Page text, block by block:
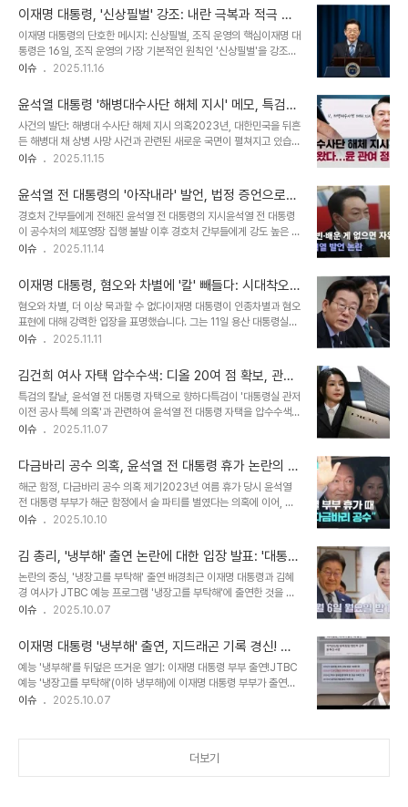
은 베네수엘라 교민 보호를 위한 ..
식은 많은 이들의 이목을 집중시키며, 대통령 집무실이 단순한 업무 공
간을 넘어선 특별한 의미를 지니고 있음을 보여줍니다. 공개된 사진 속
에는 편백 사우나, 킹사이즈 침대, 응접실 등, 마치 작은 호텔을 연상시
키는 공간들이 자리하고 있었습니다. 이러한 시설들은 대통령의 업무
환경과 휴식 공간에 대한 새로운 시각을 제시하며, 더욱 많은 궁금증을
된 사진 속에는 특별한..
이재명 대통령, '신상필벌' 강조: 내란 극복과 적극 행
정, 둘 다 놓칠 수 없다
이재명 대통령의 단호한 메시지: 신상필벌, 조직 운영의 핵심이재명 대
통령은 16일, 조직 운영의 가장 기본적인 원칙인 '신상필벌'을 강조하
며, 흔들림 없는 리더십을 보여주었습니다. 이는 엑스(X, 구 트위터)를
는 의지를 드러냈습니다. 대통령의 이 같은 발언은 헌법 가치를 존중하
고, 공직 사회의 혁신을 이끌어내겠다는 강력한 의지를 나타냅니다. 특
히, 내란 극복과 적극 행정 권장을 동시에 추진해야 한다는 점을 강조
하며, 균형 잡힌 시각을 제시했습니다. 이는 단순히 보상을 넘어, 잘못
된 행위에 대한 책임을 묻는 것 또한 중요함을 시사합니다. 대통령의
다. 내란 극복과 적극 ..
이슈 2025.11.16
윤석열 대통령 '해병대수사단 해체 지시' 메모, 특검
수사 본격화: 진실은?
사건의 발단: 해병대 수사단 해체 지시 의혹2023년, 대한민국을 뒤흔
든 해병대 채 상병 사망 사건과 관련된 새로운 국면이 펼쳐지고 있습니
다. 특검은 국방부의 '군 수사조직 개편 계획' 문건 작성자의 업무수첩
는 윤석열 대통령의 관여 의혹을 제기하며, 사건의 진실 규명을 위한
중요한 단서가 될 것으로 보입니다. 특검은 이 메모를 바탕으로 수사의
강도를 높이고 있으며, 국민적 관심이 집중되고 있습니다. 메모의 의
미: 윤석열 대통령 지시 여부문제의 메모는 문건 작성자의 업무수첩에
서 발견되었으며, 특검은 이 메모가 윤석열 대통령의 지시를 의미하는
을 반으로 줄이라'는 내..
이슈 2025.11.15
윤석열 전 대통령의 '아작내라' 발언, 법정 증언으로
드러난 긴장감
경호처 간부들에게 전해진 윤석열 전 대통령의 지시윤석열 전 대통령
이 공수처의 체포영장 집행 불발 이후 경호처 간부들에게 강도 높은 지
시를 내렸다는 법정 증언이 나왔습니다. 서울중앙지법 형사합의35부
언하며, 긴박했던 순간을 생생하게 전달했습니다. 이 씨는 윤 전 대통
령의 발언을 메모했고, 그 내용이 법정에서 공개되면서 파장이 예상됩
니다. 체포영장 집행 시도와 불발, 그리고 이어진 오찬사건의 발단은
공수처의 체포영장 집행 시도였습니다. 1월 3일, 공수처는 윤석열 전
대통령에 대한 체포영장 집행을 시도했지만, 대통령경호처의 저지로
간부들과 오찬을 가졌습니다. 이 자..
이슈 2025.11.14
이재명 대통령, 혐오와 차별에 '칼' 빼들다: 시대착오
적 범죄 행위 처벌 촉구
혐오와 차별, 더 이상 묵과할 수 없다이재명 대통령이 인종차별과 혐오
표현에 대해 강력한 입장을 표명했습니다. 그는 11일 용산 대통령실에
서 열린 국무회의에서 이러한 행위를 '명백한 범죄 행위'로 규정하고,
있는 차별과 혐오 문제에 대한 정부의 단호한 대응 의지를 보여주는 것
입니다. SNS를 통한 혐오 표현 유포, 심각한 사회 문제로 부상이 대통
령은 특히 소셜미디어(SNS)를 통해 특정 대상을 향한 혐오 표현이 무
차별적으로 유포되는 현상을 심각하게 지적했습니다. 그는 이러한 행
위가 표현의 자유의 범위를 넘어선다고 강조하며, 허위 정보 및 조작
다. 이는 온라인 공간에..
이슈 2025.11.11
김건희 여사 자택 압수수색: 디올 20여 점 확보, 관저
이전 의혹 수사 본격화
특검의 칼날, 윤석열 전 대통령 자택으로 향하다특검이 '대통령실 관저
이전 공사 특혜 의혹'과 관련하여 윤석열 전 대통령 자택을 압수수색하
며, 세간의 이목이 집중되고 있습니다. 이번 압수수색은 단순히 한 건
입니다. 김건희 여사 자택에서 발견된 '디올'… 압수된 20여 점의 의미
압수수색 결과, 김건희 여사 자택에서 크리스챤 디올 제품 20여 점이
확보되었습니다. 재킷 16벌, 벨트 7개, 팔찌 1개는 단순한 패션 아이
템을 넘어, 사건의 실마리를 풀 중요한 단서가 될 수 있습니다. 압수수
색 영장에 담긴 내용: 핵심 피의자와 참고인특검이 발부받은 압수수색
와 그의 아..
이슈 2025.11.07
다금바리 공수 의혹, 윤석열 전 대통령 휴가 논란의 새
로운 국면
해군 함정, 다금바리 공수 의혹 제기2023년 여름 휴가 당시 윤석열
전 대통령 부부가 해군 함정에서 술 파티를 벌였다는 의혹에 이어, 이
번에는 '다금바리' 회를 공수했다는 새로운 의혹이 제기되었습니다. 제
달되었다는 구체적인 정황이 드러나면서 논란이 더욱 확산될 것으로
보입니다. 더불어민주당은 당시 민간 어선 출입이 제한된 상황에서 해
군 함정이 동원되었을 것이라는 추측을 제기하며, 진실 규명을 촉구했
습니다. 경호처의 반박과 엇갈리는 주장의혹에 대해 당시 경호처 핵심
관계자는 JTBC에 '대통령이 광어를 먹든 다금바리를 먹든 뭐가 문제
이야기'라고 주장하며 의혹을 일..
이슈 2025.10.10
김 총리, '냉부해' 출연 논란에 대한 입장 발표: '대통령
의 1인 다역, 시비는 안타까워'
논란의 중심, '냉장고를 부탁해' 출연 배경최근 이재명 대통령과 김혜
경 여사가 JTBC 예능 프로그램 '냉장고를 부탁해'에 출연한 것을 두
고 정치권의 갑론을박이 이어지고 있습니다. 김민석 국무총리는 이 논
조했습니다. 이 사건은 국가 전산망 마비 사태 와중에 예능 프로그램
녹화가 진행된 점 때문에 더욱 논란이 커졌습니다. 김 총리의 입장:
'K-푸드' 홍보와 대통령의 역할김 총리는 자신의 페이스북을 통해 대
통령의 '1인 다역'은 필연적이라고 강조하며, 이러한 상황에 대한 시비
가 안타깝다고 밝혔습니다. 그는 대통령이 한미 무역 협상, 정부 전산
이슈 2025.10.07
이재명 대통령 '냉부해' 출연, 지드래곤 기록 경신! 역
대 최고 시청률 달성
예능 '냉부해'를 뒤덮은 뜨거운 열기: 이재명 대통령 부부 출연!JTBC
예능 '냉장고를 부탁해'(이하 냉부해)에 이재명 대통령 부부가 출연하
여 대한민국을 들썩이게 했습니다. 시청률 조사 회사 닐슨 코리아에 따
시청률이라는 점에서 그 의미가 큽니다. 이전 최고 기록은 2015년 지
이슈 2025.10.07
더보기